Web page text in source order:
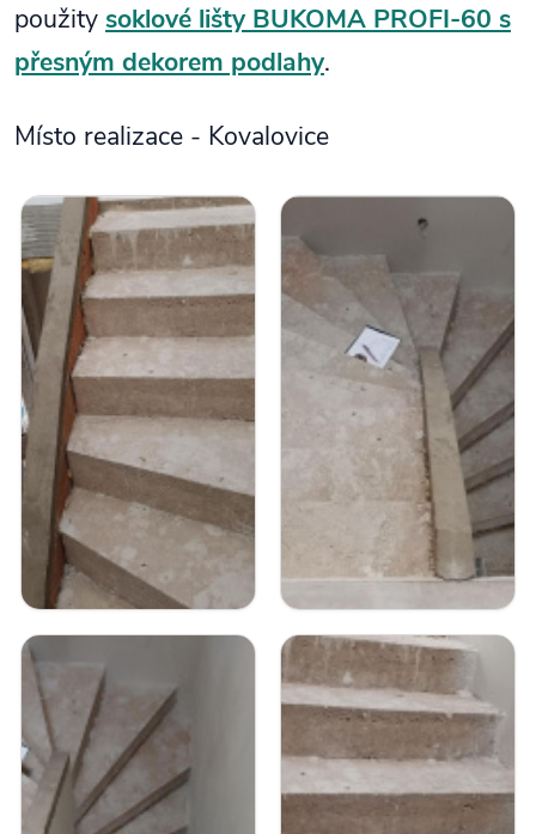
použity soklové lišty BUKOMA PROFI-60 s
přesným dekorem podlahy.
Místo realizace - Kovalovice